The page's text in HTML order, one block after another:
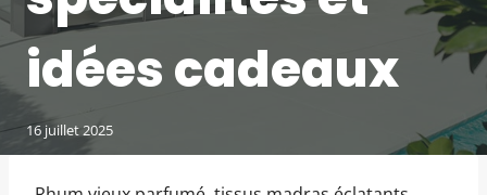
idées cadeaux
16 juillet 2025